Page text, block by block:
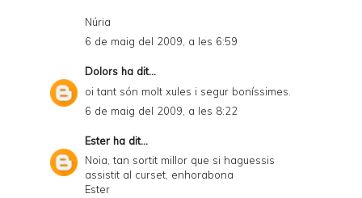
Núria
6 de maig del 2009, a les 6:59
Dolors ha dit...
oi tant són molt xules i segur boníssimes.
6 de maig del 2009, a les 8:22
Ester ha dit...
Noia, tan sortit millor que si haguessis
assistit al curset, enhorabona
Ester